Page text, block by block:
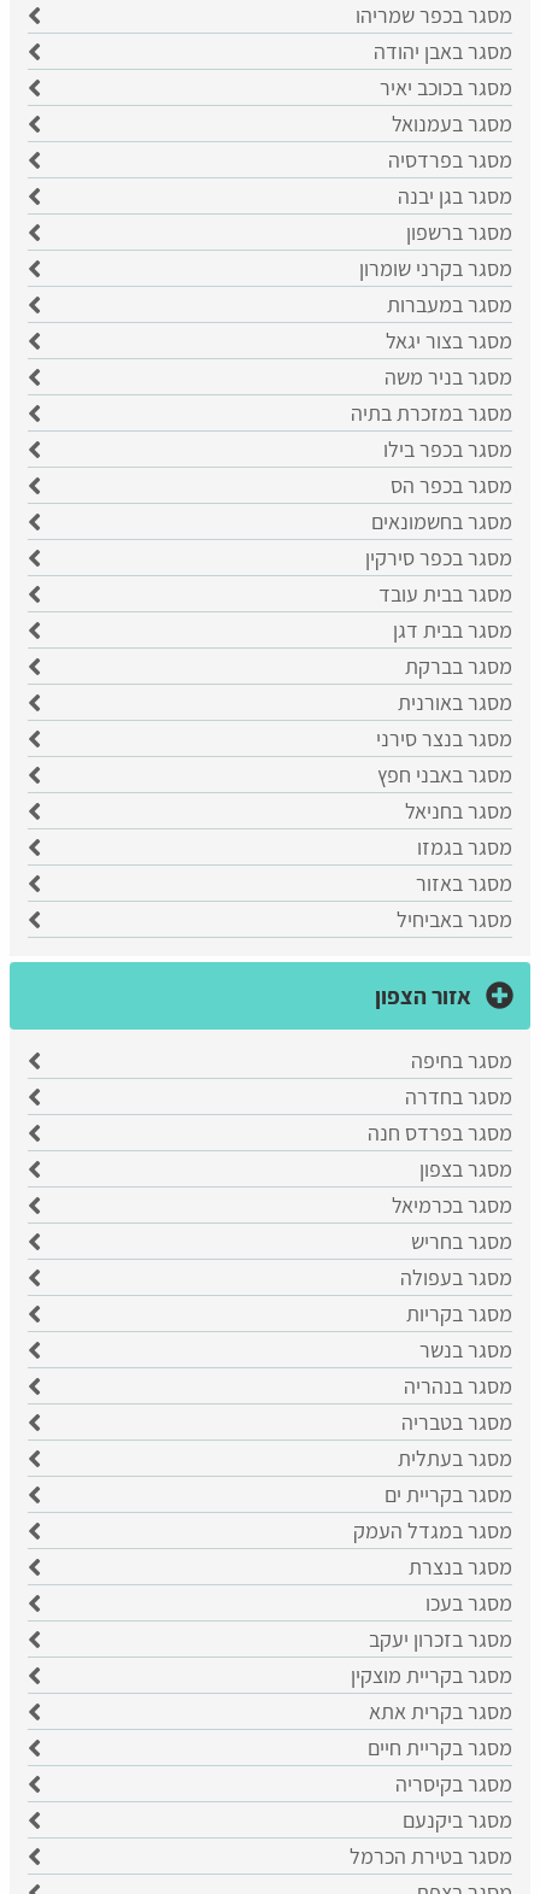
מסגר בכפר שמריהו
מסגר באבן יהודה
מסגר בכוכב יאיר
מסגר בעמנואל
מסגר בפרדסיה
מסגר בגן יבנה
מסגר ברשפון
מסגר בקרני שומרון
מסגר במעברות
מסגר בצור יגאל
מסגר בניר משה
מסגר במזכרת בתיה
מסגר בכפר בילו
מסגר בכפר הס
מסגר בחשמונאים
מסגר בכפר סירקין
מסגר בבית עובד
מסגר בבית דגן
מסגר בברקת
מסגר באורנית
מסגר בנצר סירני
מסגר באבני חפץ
מסגר בחניאל
מסגר בגמזו
מסגר באזור
מסגר באביחיל
אזור הצפון
מסגר בחיפה
מסגר בחדרה
מסגר בפרדס חנה
מסגר בצפון
מסגר בכרמיאל
מסגר בחריש
מסגר בעפולה
מסגר בקריות
מסגר בנשר
מסגר בנהריה
מסגר בטבריה
מסגר בעתלית
מסגר בקריית ים
מסגר במגדל העמק
מסגר בנצרת
מסגר בעכו
מסגר בזכרון יעקב
מסגר בקריית מוצקין
מסגר בקרית אתא
מסגר בקריית חיים
מסגר בקיסריה
מסגר ביקנעם
מסגר בטירת הכרמל